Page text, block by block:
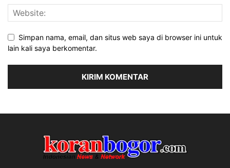
Simpan nama, email, dan situs web saya di browser ini untuk
lain kali saya berkomentar.